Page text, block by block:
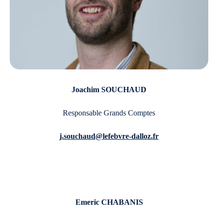
Joachim SOUCHAUD
Responsable Grands Comptes
j.souchaud@lefebvre-dalloz.fr
Emeric CHABANIS